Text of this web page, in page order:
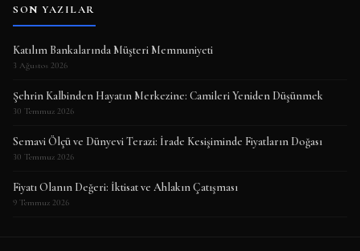
SON YAZILAR
Katılım Bankalarında Müşteri Memnuniyeti
3 Ağustos 2026
Şehrin Kalbinden Hayatın Merkezine: Camileri Yeniden Düşünmek
30 Temmuz 2026
Semavi Ölçü ve Dünyevi Terazi: İrade Kesişiminde Fiyatların Doğası
30 Temmuz 2026
Fiyatı Olanın Değeri: İktisat ve Ahlakın Çatışması
9 Temmuz 2026